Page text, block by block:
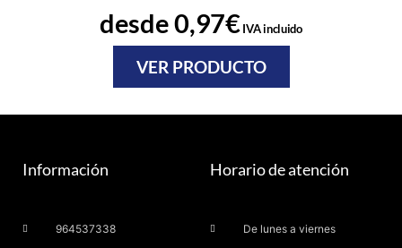
desde0,97€IVA incluido
VER PRODUCTO
Información
964537338
Horario de atención
De lunes a viernes